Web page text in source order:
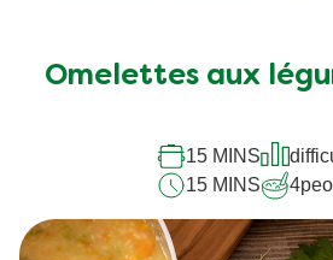
Omelettes aux
15 MINS
15 MINS
4